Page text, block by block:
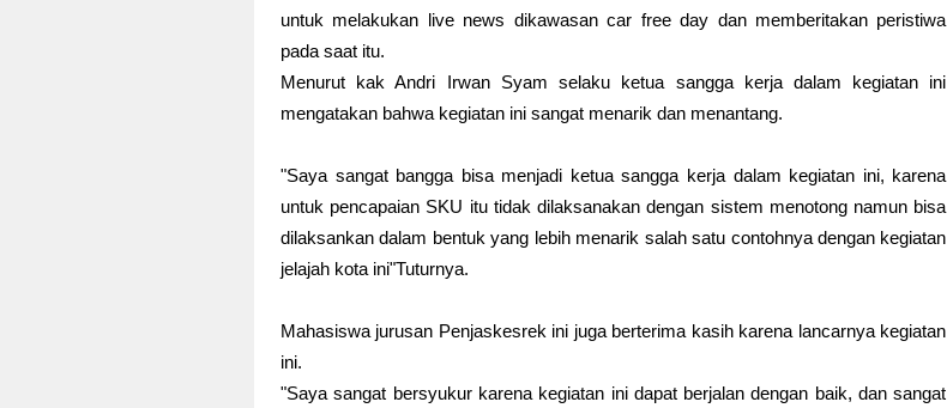
untuk melakukan live news dikawasan car free day dan memberitakan peristiwa
pada saat itu.
Menurut kak Andri Irwan Syam selaku ketua sangga kerja dalam kegiatan ini
mengatakan bahwa kegiatan ini sangat menarik dan menantang.
"Saya sangat bangga bisa menjadi ketua sangga kerja dalam kegiatan ini, karena
untuk pencapaian SKU itu tidak dilaksanakan dengan sistem menotong namun bisa
dilaksankan dalam bentuk yang lebih menarik salah satu contohnya dengan kegiatan
jelajah kota ini"Tuturnya.
Mahasiswa jurusan Penjaskesrek ini juga berterima kasih karena lancarnya kegiatan
ini.
"Saya sangat bersyukur karena kegiatan ini dapat berjalan dengan baik, dan sangat